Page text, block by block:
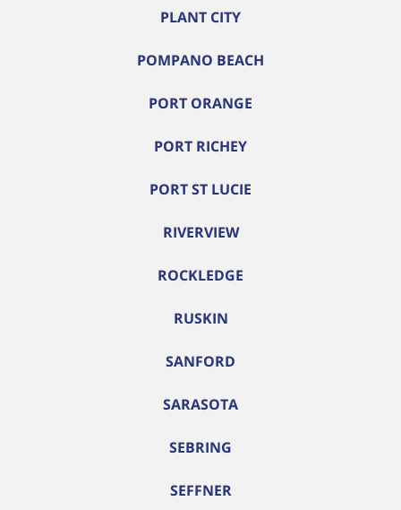
PLANT CITY
POMPANO BEACH
PORT ORANGE
PORT RICHEY
PORT ST LUCIE
RIVERVIEW
ROCKLEDGE
RUSKIN
SANFORD
SARASOTA
SEBRING
SEFFNER